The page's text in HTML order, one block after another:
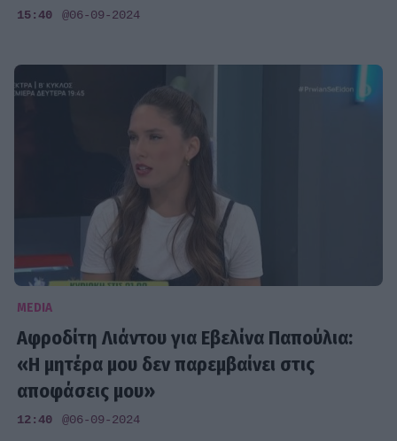
15:40 @06-09-2024
MEDIA
Αφροδίτη Λιάντου για Εβελίνα Παπούλια:
«Η μητέρα μου δεν παρεμβαίνει στις
αποφάσεις μου»
12:40 @06-09-2024